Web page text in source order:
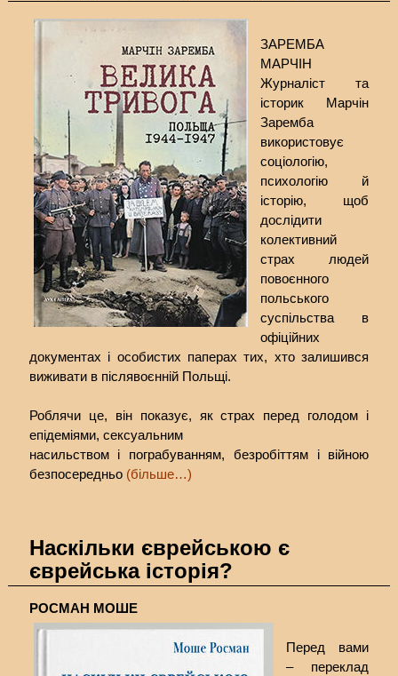
ЗАРЕМБА
МАРЧІН
Журналіст та
історик Марчін
Заремба
використовує
соціологію,
психологію й
історію, щоб
дослідити
колективний
страх людей
повоєнного
польського
суспільства в
офіційних
документах і особистих паперах тих, хто залишився
виживати в післявоєнній Польщі.
Роблячи це, він показує, як страх перед голодом і
епідеміями, сексуальним
насильством і пограбуванням, безробіттям і війною
безпосередньо (більше…)
Наскільки єврейською є
єврейська історія?
РОСМАН МОШЕ
Перед вами
– переклад